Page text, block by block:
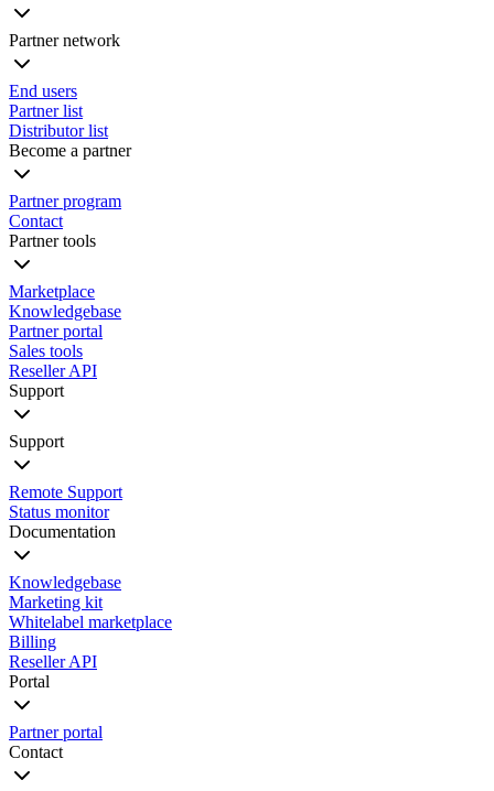
Partner network
End users
Partner list
Distributor list
Become a partner
Partner program
Contact
Partner tools
Marketplace
Knowledgebase
Partner portal
Sales tools
Reseller API
Support
Support
Remote Support
Status monitor
Documentation
Knowledgebase
Marketing kit
Whitelabel marketplace
Billing
Reseller API
Portal
Partner portal
Contact